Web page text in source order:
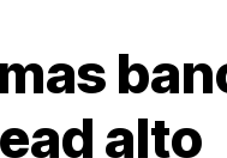
alto